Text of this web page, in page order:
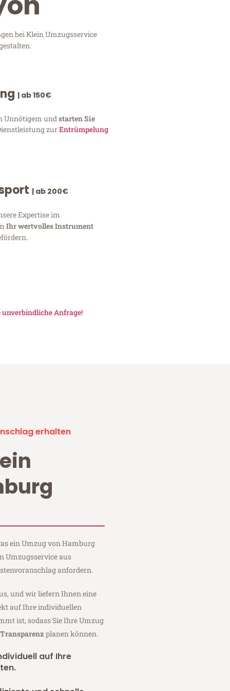
bei Klein Umzugsservice
| ab 150€
Unnötigem und starten Sie
zurEntrümpelung
| ab 200€
Expertise im
Ihr wertvolles Instrument
unverbindliche Anfrage!
erhalten
ein Umzug von Hamburg
Umzugsservice aus
anfordern.
und wir liefern Ihnen eine
auf Ihre individuellen
ist, sodass Sie Ihre Umzug
planen können.
auf Ihre